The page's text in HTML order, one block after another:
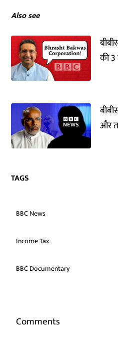
Also see
की
और
TAGS
BBC News
Income Tax
BBC Documentary
Comments